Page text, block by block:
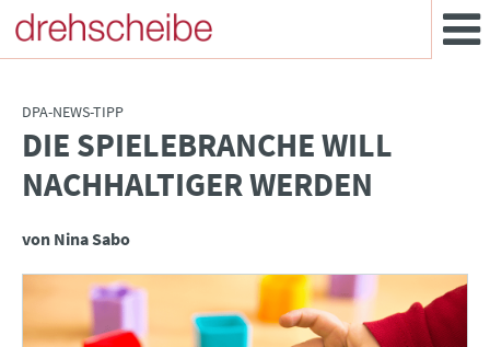
DPA-NEWS-TIPP
:DIE SPIELEBRANCHE WILL
NACHHALTIGER WERDEN
von Nina Sabo